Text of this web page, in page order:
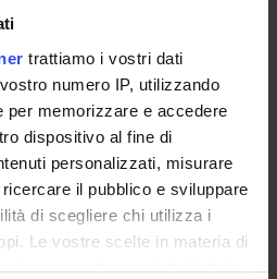
trattiamo i vostri dati
numero IP, utilizzando
per memorizzare e accedere
dispositivo al fine di
personalizzati, misurare
il pubblico e sviluppare
di scegliere chi utilizza i
Le vostre scelte in materia di
su questa proprietà digitale